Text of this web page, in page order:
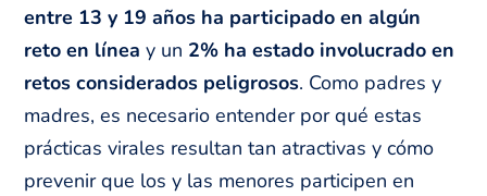
entre 13 y 19 años ha participado en algún
reto en línea y un 2% ha estado involucrado en
retos considerados peligrosos. Como padres y
madres, es necesario entender por qué estas
prácticas virales resultan tan atractivas y cómo
prevenir que los y las menores participen en